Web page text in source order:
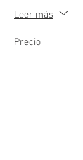
Leer más
Precio